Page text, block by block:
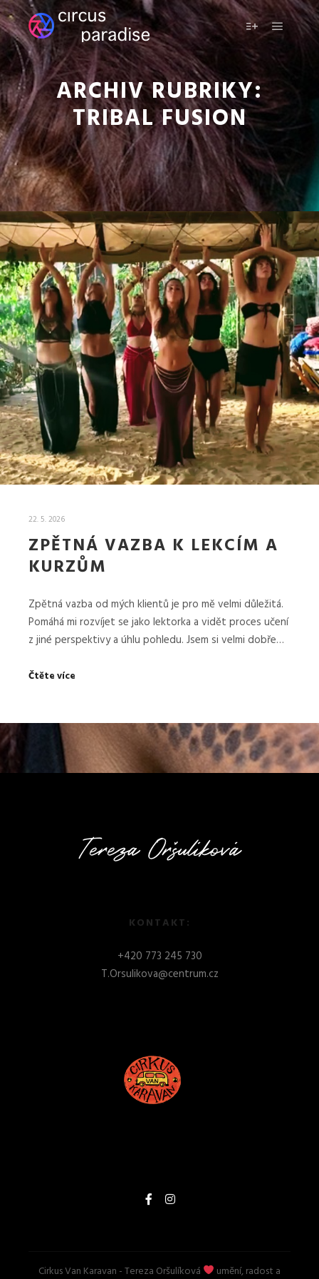
ARCHIV RUBRIKY:
TRIBAL FUSION
22. 5. 2026
ZPĚTNÁ VAZBA K LEKCÍM A
KURZŮM
Zpětná vazba od mých klientů je pro mě velmi důležitá.
Pomáhá mi rozvíjet se jako lektorka a vidět proces učení
z jiné perspektivy a úhlu pohledu. Jsem si velmi dobře…
Čtěte více
KONTAKT:
+420 773 245 730
T.Orsulikova@centrum.cz
Cirkus Van Karavan - Tereza Oršulíková umění, radost a